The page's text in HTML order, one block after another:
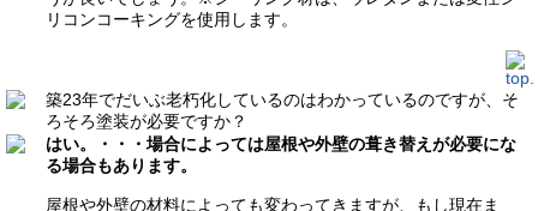
リコンコーキングを使用します。
築23年でだいぶ老朽化しているのはわかっているのですが、そ
ろそろ塗装が必要ですか？
はい。・・・場合によっては屋根や外壁の葺き替えが必要にな
る場合もあります。
屋根や外壁の材料によっても変わってきますが、もし現在ま